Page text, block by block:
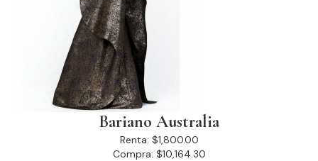
Bariano Australia
Renta: $1,800.00
Compra: $10,164.30